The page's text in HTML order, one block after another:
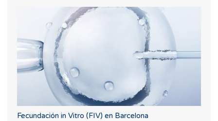
Fecundación in Vitro (FIV) en Barcelona